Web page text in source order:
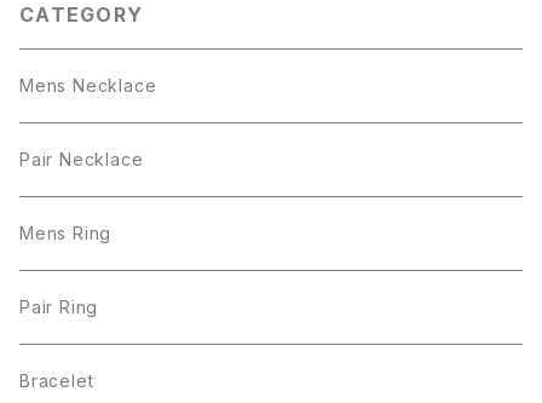
CATEGORY
Mens Necklace
Pair Necklace
Mens Ring
Pair Ring
Bracelet